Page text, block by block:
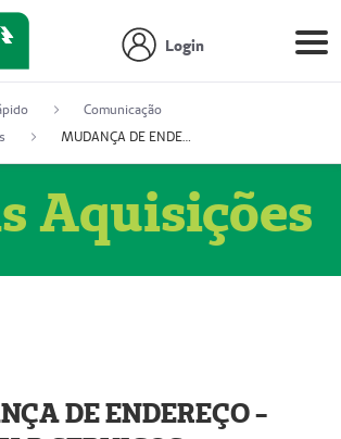
Login
Comunicação
MUDANÇA DE ENDEREÇO - DIAGITAB SERVIÇOS MÉDICOS LTDA (54003267-5)
Aquisições
DE ENDEREÇO -